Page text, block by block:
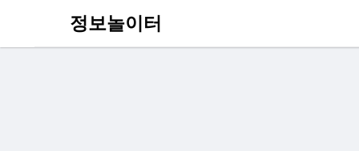
정보놀이터